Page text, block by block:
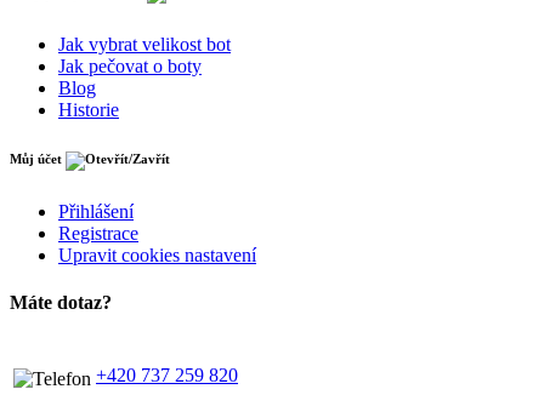
Jak vybrat velikost bot
Jak pečovat o boty
Blog
Historie
Můj účet
Přihlášení
Registrace
Upravit cookies nastavení
Máte dotaz?
+420 737 259 820